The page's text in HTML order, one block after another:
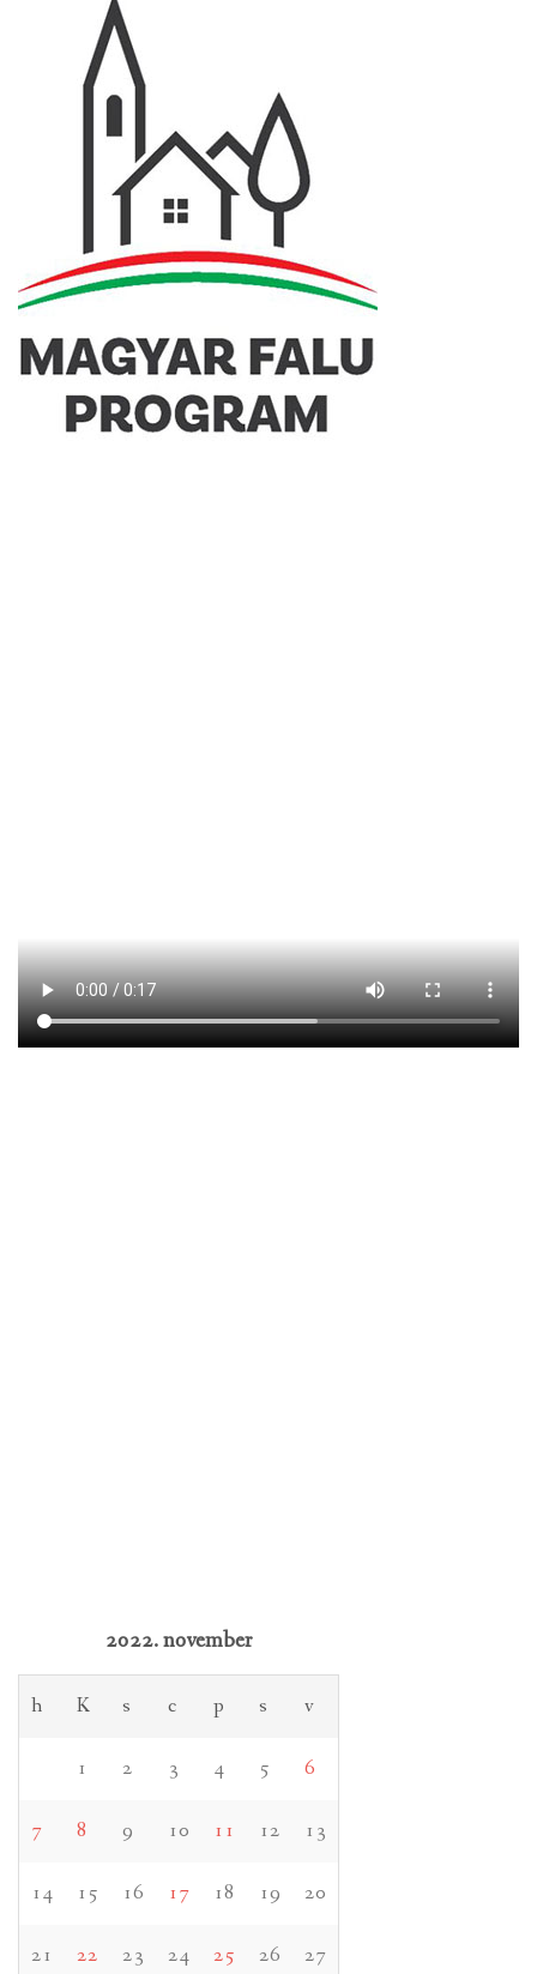
2022. november
h K s c p s v
1 2 3 4 5 6
7 8 9 10 11 12 13
14 15 16 17 18 19 20
21 22 23 24 25 26 27